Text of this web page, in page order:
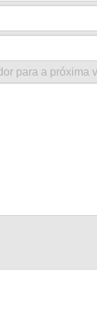
para a próxima